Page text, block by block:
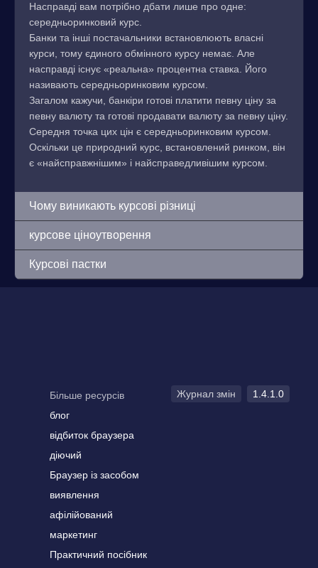
Насправді вам потрібно дбати лише про одне:
середньоринковий курс.
Банки та інші постачальники встановлюють власні
курси, тому єдиного обмінного курсу немає. Але
насправді існує «реальна» процентна ставка. Його
називають середньоринковим курсом.
Загалом кажучи, банкіри готові платити певну ціну за
певну валюту та готові продавати валюту за певну ціну.
Середня точка цих цін є середньоринковим курсом.
Оскільки це природний курс, встановлений ринком, він
є «найсправжнішим» і найсправедливішим курсом.
Чому виникають курсові різниці
курсове ціноутворення
Курсові пастки
Більше ресурсів
блог
відбиток браузера
діючий
Браузер із засобом
виявлення
афілійований
маркетинг
Практичний посібник
Журнал змін 1.4.1.0